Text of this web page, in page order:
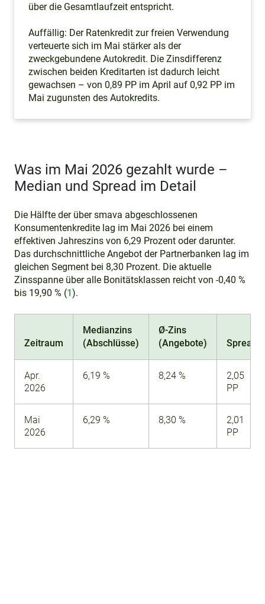
über die Gesamtlaufzeit entspricht.
Auffällig: Der Ratenkredit zur freien Verwendung
verteuerte sich im Mai stärker als der
zweckgebundene Autokredit. Die Zinsdifferenz
zwischen beiden Kreditarten ist dadurch leicht
gewachsen – von 0,89 PP im April auf 0,92 PP im
Mai zugunsten des Autokredits.
Was im Mai 2026 gezahlt wurde –
Median und Spread im Detail
Die Hälfte der über smava abgeschlossenen
Konsumentenkredite lag im Mai 2026 bei einem
effektiven Jahreszins von 6,29 Prozent oder darunter.
Das durchschnittliche Angebot der Partnerbanken lag im
gleichen Segment bei 8,30 Prozent. Die aktuelle
Zinsspanne über alle Bonitätsklassen reicht von -0,40 %
bis 19,90 % (1).
Zeitraum
Medianzins
(Abschlüsse)
Ø-Zins
(Angebote)
Spread
Apr.
2026
6,19 % 8,24 %
2,05
PP
Mai
2026
6,29 % 8,30 %
2,01
PP